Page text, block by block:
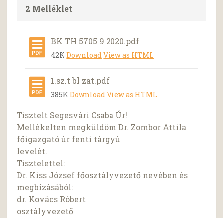
2 Melléklet
BK TH 5705 9 2020.pdf
42KDownloadView as HTML
1.sz.t bl zat.pdf
385KDownloadView as HTML
Tisztelt Segesvári Csaba Úr!
Mellékelten megküldöm Dr. Zombor Attila
főigazgató úr fenti tárgyú
levelét.
Tisztelettel:
Dr. Kiss József főosztályvezető nevében és
megbízásából:
dr. Kovács Róbert
osztályvezető